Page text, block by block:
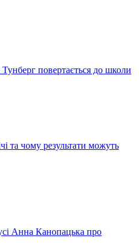
повертається до школи
та чому результати можуть
Анна Канопацька про